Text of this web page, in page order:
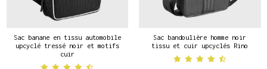
Sac banane en tissu automobile
upcyclé tressé noir et motifs
cuir
Sac bandoulière homme noir
tissu et cuir upcyclés Rino